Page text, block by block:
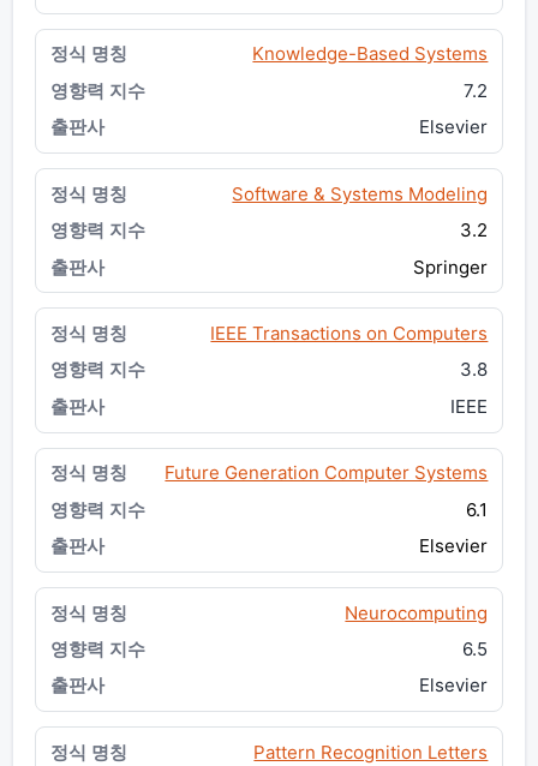
Knowledge-Based Systems
7.2
Elsevier
Software & Systems Modeling
3.2
Springer
IEEE Transactions on Computers
3.8
IEEE
Future Generation Computer Systems
6.1
Elsevier
Neurocomputing
6.5
Elsevier
Pattern Recognition Letters